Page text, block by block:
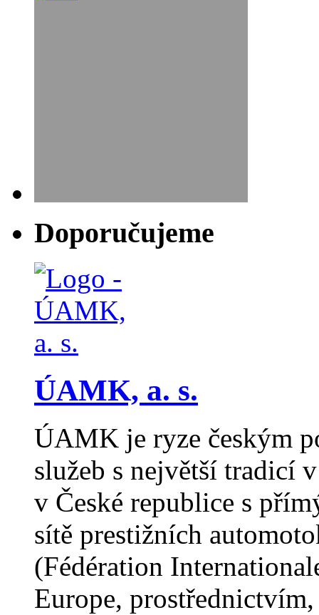
Doporučujeme
ÚAMK, a. s.
ÚAMK je ryze českým
služeb s největší tradicí
v České republice s
sítě prestižních
(Fédération
Europe,